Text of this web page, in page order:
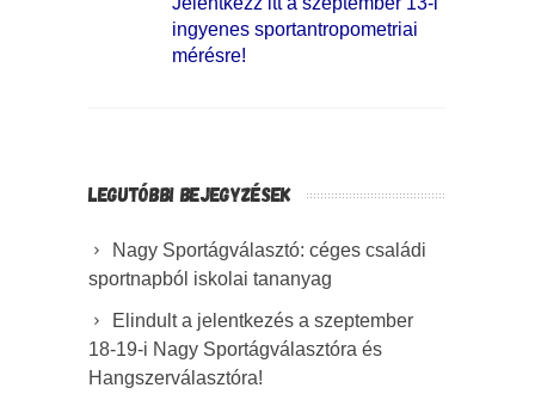
ingyenes sportantropometriai
mérésre!
LEGUTÓBBI BEJEGYZÉSEK
Nagy Sportágválasztó: céges családi
sportnapból iskolai tananyag
Elindult a jelentkezés a szeptember
18-19-i Nagy Sportágválasztóra és
Hangszerválasztóra!